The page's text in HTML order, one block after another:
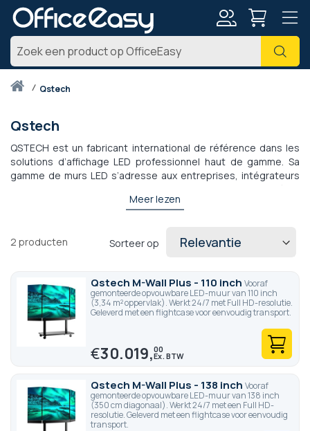
Zoek
Thuisqstech
Qstech
QSTECH est un fabricant international de référence dans les
solutions d’affichage LED professionnel haut de gamme. Sa
gamme de murs LED s’adresse aux entreprises, intégrateurs
et institutions recherchant performance visuelle, fiabilité et
modularité. QSTECH propose des écrans LED indoor et
d’affichage. Conçus pour un fonctionnement intensif, les murs
sorti un modèle de mur led all-in-one pliable qui peut être
transporté dans un rack-case.
QS-Tech est une marque du groupe industriel Chinois CVTE.
Meer lezen
2 producten Sorteer op
Qstech M-Wall Plus - 110 inch Vooraf
gemonteerde opvouwbare LED-muur van 110 inch
(3,34 m² oppervlak). Werkt 24/7 met Full HD-resolutie.
Geleverd met een flightcase voor eenvoudig transport.
€30.019,00
Qstech M-Wall Plus - 138 inch Vooraf
gemonteerde opvouwbare LED-muur van 138 inch
(350 cm diagonaal). Werkt 24/7 met een Full HD-
resolutie. Geleverd met een flightcase voor eenvoudig
transport.